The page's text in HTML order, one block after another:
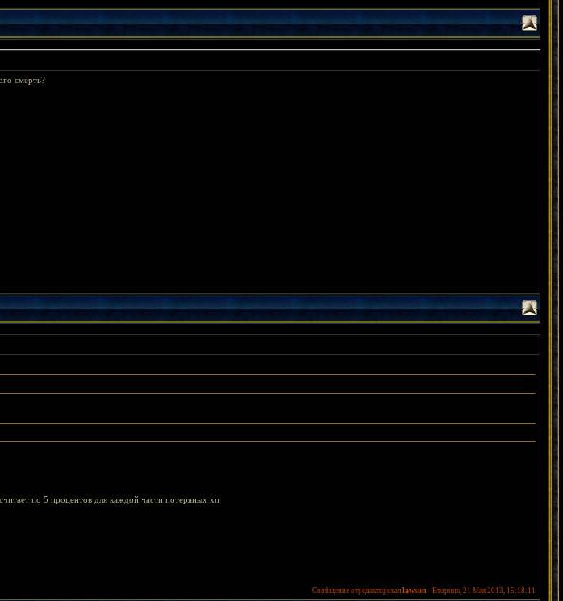
смерть?
по 5 процентов для каждой части потеряных хп
Сообщение отредактировал lawson - Вторник, 21 Мая 2013, 15:18:11